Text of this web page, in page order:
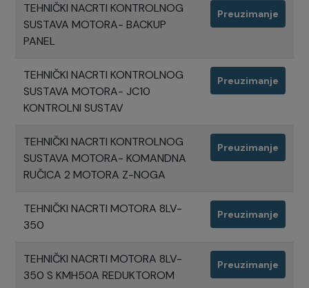
TEHNIČKI NACRTI KONTROLNOG
SUSTAVA MOTORA- BACKUP
PANEL
Preuzimanje
TEHNIČKI NACRTI KONTROLNOG
SUSTAVA MOTORA- JC10
KONTROLNI SUSTAV
Preuzimanje
TEHNIČKI NACRTI KONTROLNOG
SUSTAVA MOTORA- KOMANDNA
RUČICA 2 MOTORA Z-NOGA
Preuzimanje
TEHNIČKI NACRTI MOTORA 8LV-
350
Preuzimanje
TEHNIČKI NACRTI MOTORA 8LV-
350 S KMH50A REDUKTOROM
Preuzimanje